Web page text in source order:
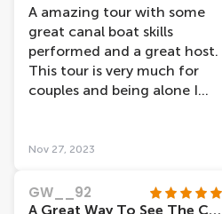
was modern, clean and
warm and no condensation
at all during any part of our
cruise. The headphones were
included and the audio
added bits and pieces of
appreciated. It was a great
A amazing tour with some
great canal boat skills
performed and a great host.
This tour is very much for
couples and being alone I
Nov 27, 2023
GW__92
A Great Way To See The City